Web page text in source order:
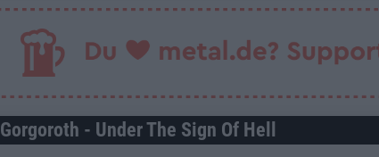
Gorgoroth - Under The Sign Of Hell